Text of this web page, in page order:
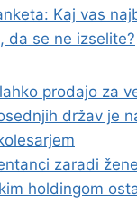
Kaj vas
da se ne izselite?
prodajo za
držav je
zaradi
holdingom